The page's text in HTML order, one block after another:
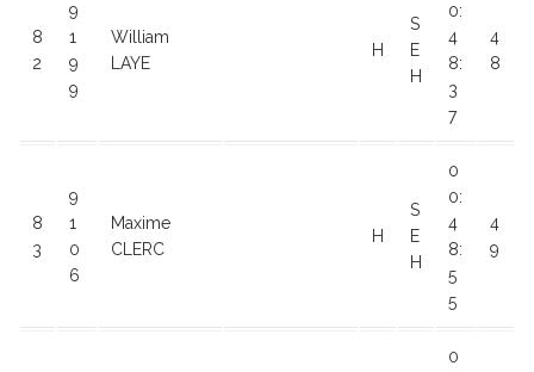
8
2
9
1
9
9
William
LAYE
H
S
E
H
0:
4
8:
3
7
4
8
8
3
9
1
0
6
Maxime
CLERC
H
S
E
H
0
0:
4
8:
5
5
4
9
0